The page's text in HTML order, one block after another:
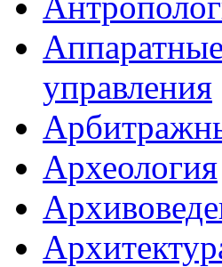
управления
Археология